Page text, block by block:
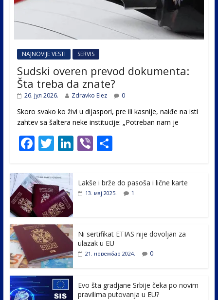
NAJNOVIJE VESTI SERVIS
Sudski overen prevod dokumenta:
Šta treba da znate?
26. јул 2026. Zdravko Elez 0
Skoro svako ko živi u dijaspori, pre ili kasnije, naiđe na isti
zahtev sa šaltera neke institucije: „Potreban nam je
F
e
b
o
o
k
T
itt
er
Li
e
Vi
er
S
ar
e
Lakše i brže do pasoša i lične karte
13. мај 2025. 1
Ni sertifikat ETIAS nije dovoljan za
ulazak u EU
21. новембар 2024. 0
Evo šta gradjane Srbije čeka po novim
pravilima putovanja u EU?